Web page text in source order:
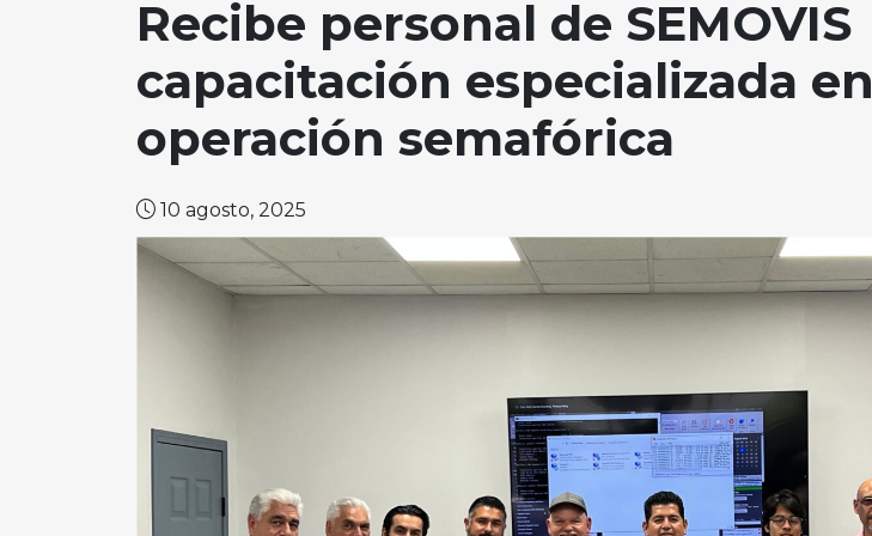
Recibe personal de SEMOVIS
capacitación especializada en
operación semafórica
10 agosto, 2025